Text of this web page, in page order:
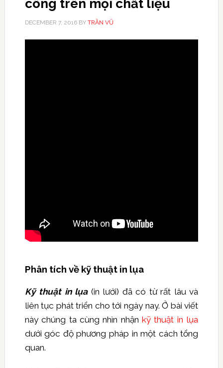
công trên mọi chất liệu
DECEMBER 7, 2016BY TRẦN VŨ
Phân tích về kỹ thuật in lụa
Kỹ thuật in lụa(in lưới) đã có từ rất lâu và
liên tục phát triển cho tới ngày nay. Ở bài viết
này chúng ta cùng nhìn nhậnkỹ thuật in lụa
dưới góc độ phương pháp in một cách tổng
quan.